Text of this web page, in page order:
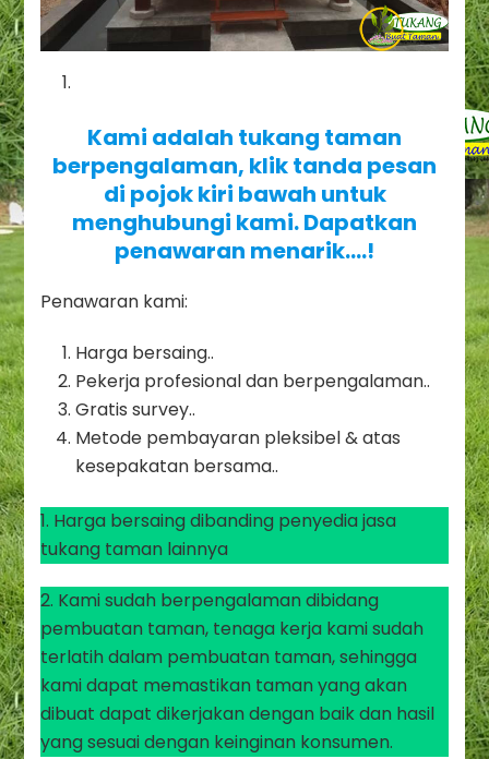
Kami adalah tukang taman
berpengalaman, klik tanda pesan
di pojok kiri bawah untuk
menghubungi kami. Dapatkan
penawaran menarik….!
Penawaran kami:
Harga bersaing..
Pekerja profesional dan berpengalaman..
Gratis survey..
Metode pembayaran pleksibel & atas
kesepakatan bersama..
1. Harga bersaing dibanding penyedia jasa
tukang taman lainnya
2. Kami sudah berpengalaman dibidang
pembuatan taman, tenaga kerja kami sudah
terlatih dalam pembuatan taman, sehingga
kami dapat memastikan taman yang akan
dibuat dapat dikerjakan dengan baik dan hasil
yang sesuai dengan keinginan konsumen.